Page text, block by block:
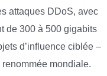
attaques DDoS, avec
de 300 à 500 gigabits
d’influence ciblée –
mondiale.